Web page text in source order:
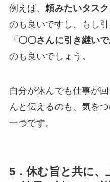
例えば、 頼みたいタス
のも良いですし、もし
「〇〇さんに引き継い
のも良いでしょう。
自分が休んでも仕事が
んと伝えるのも、気を
一つです。
5．休む旨と共に、